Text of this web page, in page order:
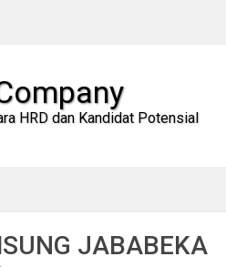
HRD dan Kandidat Potensial
JABABEKA